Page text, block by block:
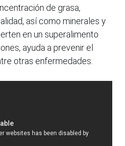
de grasa,
así como minerales y
en un superalimento
ayuda a prevenir el
otras enfermedades.